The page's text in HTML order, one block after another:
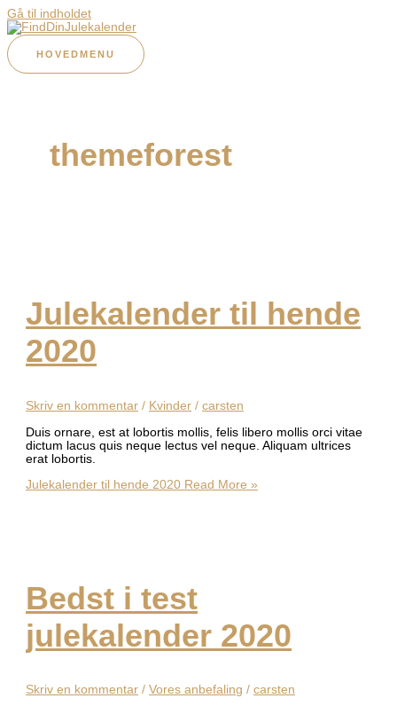
Gå til indholdet
HOVEDMENU
themeforest
Julekalender til hende
2020
Skriv en kommentar / Kvinder /carsten
Duis ornare, est at lobortis mollis, felis libero mollis orci vitae
dictum lacus quis neque lectus vel neque. Aliquam ultrices
erat lobortis.
Julekalender til hende 2020 Read More »
Bedst i test
julekalender 2020
Skriv en kommentar /Vores anbefaling /carsten